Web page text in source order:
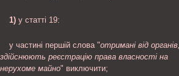
1) у статті 19:
у частині першій слова "отримані від
здійснюють реєстрацію права власності на
нерухоме майно" виключити;